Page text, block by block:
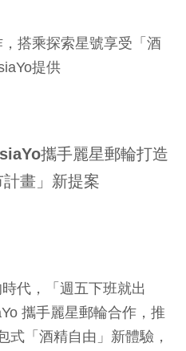
搭乘探索星號享受「酒
提供
攜手麗星郵輪打造
計畫」新提案
代，「週五下班就出
攜手麗星郵輪合作，推
式「酒精自由」新體驗，